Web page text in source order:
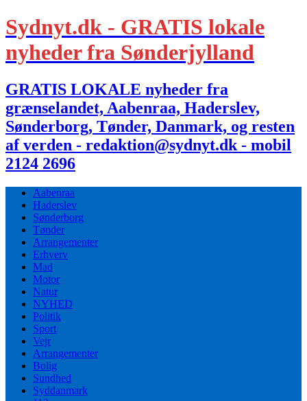
Sydnyt.dk - GRATIS lokale
nyheder fra Sønderjylland
GRATIS LOKALE nyheder fra
grænselandet, Aabenraa, Haderslev,
Sønderborg, Tønder, Danmark, og resten
af verden - redaktion@sydnyt.dk - mobil
2124 2696
Aabenraa
Haderslev
Sønderborg
Tønder
Arrangementer
Erhverv
Mad
Motor
Natur
NYHED
Politik
Sport
Vejr
Arrangementer
Bolig
Sundhed
Syddanmark